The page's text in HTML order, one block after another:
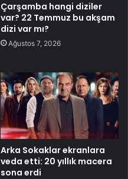
Çarşamba hangi diziler
var? 22 Temmuz bu akşam
dizi var mı?
Ağustos 7, 2026
Arka Sokaklar ekranlara
veda etti: 20 yıllık macera
sona erdi